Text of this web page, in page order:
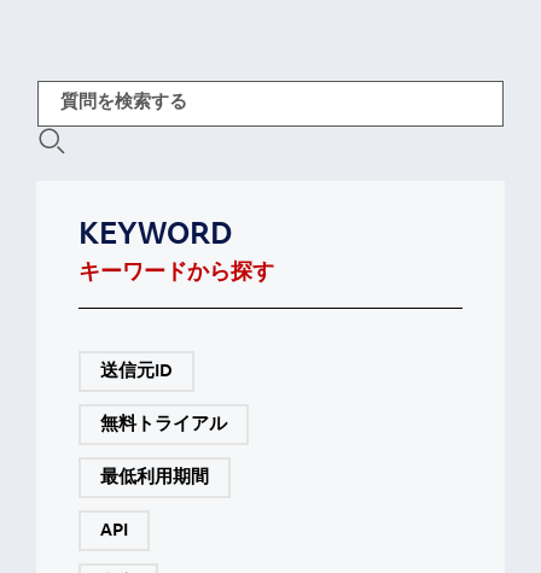
KEYWORD
キーワードから探す
送信元ID
無料トライアル
最低利用期間
API